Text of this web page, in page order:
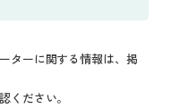
ターに関する情報は、掲
ください。